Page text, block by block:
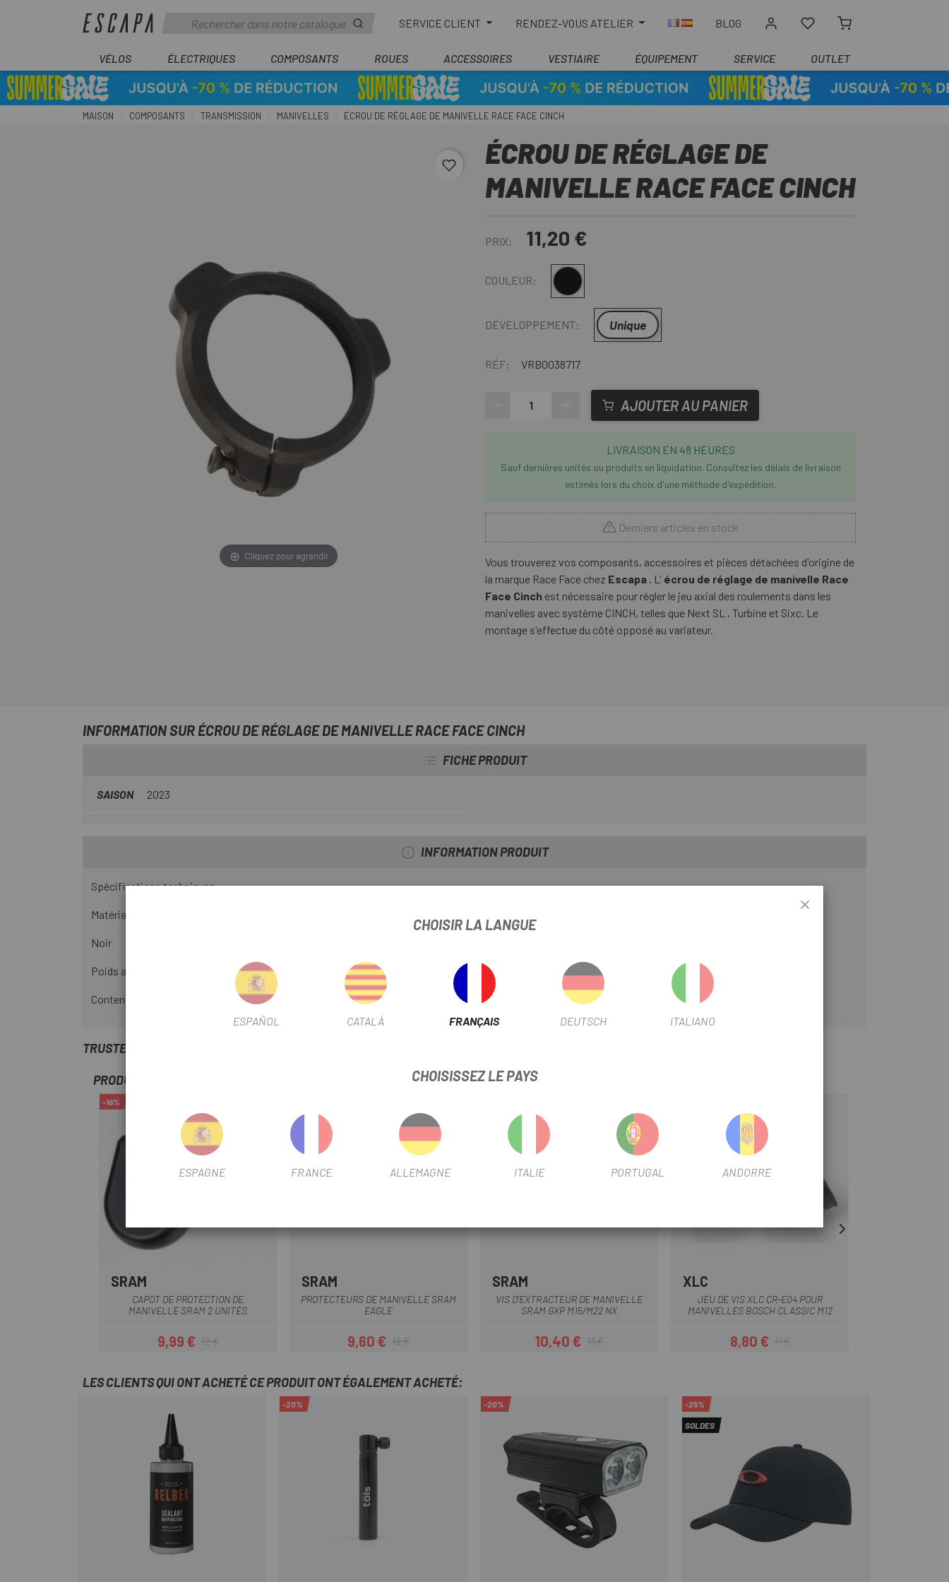
SERVICE CLIENT RENDEZ-VOUS ATELIER BLOG
VÉLOS ÉLECTRIQUES COMPOSANTS ROUES ACCESSOIRES VESTIAIRE ÉQUIPEMENT SERVICE OUTLET
MAISON COMPOSANTS TRANSMISSION MANIVELLES ÉCROU DE RÉGLAGE DE MANIVELLE RACE FACE CINCH
favorite_border
Cliquez pour agrandir
ÉCROU DE RÉGLAGE DE
MANIVELLE RACE FACE CINCH
PRIX: 11,20 €
COULEUR: Multi
DÉVELOPPEMENT: Unique
RÉF: VRB0038717
AJOUTER AU PANIER
LIVRAISON EN 48 HEURES
Sauf dernières unités ou produits en liquidation. Consultez les délais de livraison
estimés lors du choix d'une méthode d'expédition.
Derniers articles en stock
Vous trouverez vos composants, accessoires et pièces détachées d'origine de
la marque Race Face chez Escapa . L' écrou de réglage de manivelle Race
Face Cinch est nécessaire pour régler le jeu axial des roulements dans les
manivelles avec système CINCH, telles que Next SL , Turbine et Sixc. Le
montage s'effectue du côté opposé au variateur.
INFORMATION SUR ÉCROU DE RÉGLAGE DE MANIVELLE RACE FACE CINCH
FICHE PRODUIT
SAISON 2023
INFORMATION PRODUIT
Spécifications techniques:
Matériau plastique
Noir
Poids approximatif : 5,1 g
Contenu de la livraison : 1 bague de précharge RACE FACE pour manivelle CINCH
TRUSTED SHOPS REVIEWS
PRODUITS SIMILAIRES
-16%
SRAM
CAPOT DE PROTECTION DE
MANIVELLE SRAM 2 UNITÉS
Prix
9,99 €Prix habituel
12 €
SRAM
PROTECTEURS DE MANIVELLE SRAM
EAGLE
Prix
9,60 €Prix habituel
12 €
SRAM
VIS D'EXTRACTEUR DE MANIVELLE
SRAM GXP M15/M22 NX
Prix
10,40 €Prix habituel
13 €
XLC
JEU DE VIS XLC CR-E04 POUR
MANIVELLES BOSCH CLASSIC M12
Prix
8,80 €Prix habituel
11 €
LES CLIENTS QUI ONT ACHETÉ CE PRODUIT ONT ÉGALEMENT ACHETÉ:
-20% -20% -25%
SOLDES
CHOISIR LA LANGUE
ESPAÑOL CATALÀ FRANÇAIS DEUTSCH ITALIANO
CHOISISSEZ LE PAYS
ESPAGNE FRANCE ALLEMAGNE ITALIE PORTUGAL ANDORRE